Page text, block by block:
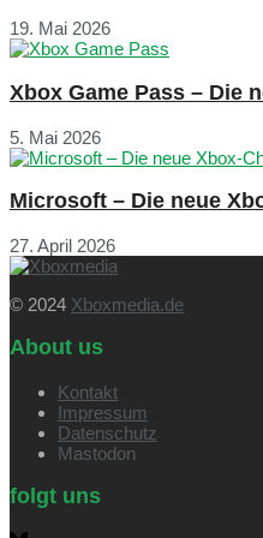
19. Mai 2026
Xbox Game Pass – Die
5. Mai 2026
Microsoft – Die neue
27. April 2026
© 2024 Xboxmedia.de
About us
Kontakt
Impressum
Datenschutz
Mastodon
folgt uns